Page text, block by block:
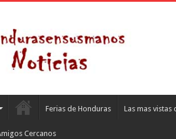
Ferias de Honduras Las mas vistas
Cercanos